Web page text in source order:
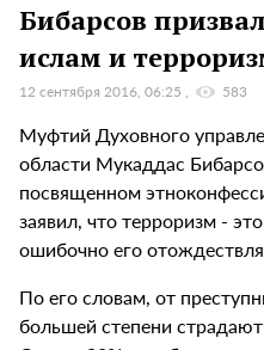
Бибарсов
ислам и
12 сентября 2016, 06:25 583
Муфтий Духовного
области Мукаддас
посвященном
заявил, что терроризм -
ошибочно его
По его словам, от
большей степени